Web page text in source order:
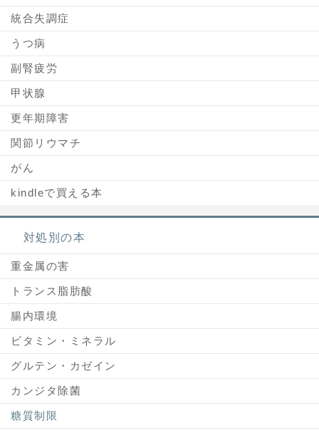
統合失調症
うつ病
副腎疲労
甲状腺
更年期障害
関節リウマチ
がん
kindleで買える本
対処別の本
重金属の害
トランス脂肪酸
腸内環境
ビタミン・ミネラル
グルテン・カゼイン
カンジタ除菌
糖質制限